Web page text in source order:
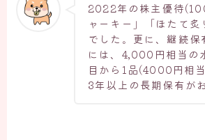
2022年の株主優待
ャーキー」「ほたて炙
でした。更に、継続保
には、4,000円相当の
目から1品(4000円相
3年以上の長期保有が